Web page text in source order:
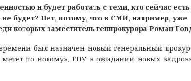
и будет работать с теми, кто сейчас есть
будет? Нет, потому, что в СМИ, например, уже
которых заместитель генпрокурора Роман
был назначен новый генеральный
по-новому», ГПУ в ожидании новых